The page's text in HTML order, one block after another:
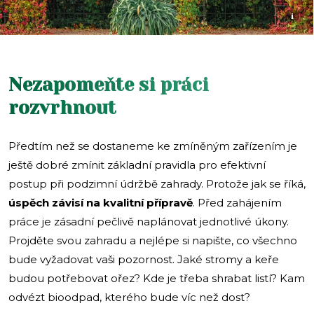
i
Nezapomeňte si práci
rozvrhnout
Předtím než se dostaneme ke zmíněným zařízením je
ještě dobré zmínit základní pravidla pro efektivní
postup při podzimní údržbě zahrady. Protože jak se říká,
úspěch závisí na kvalitní přípravě. Před zahájením
práce je zásadní pečlivě naplánovat jednotlivé úkony.
Projděte svou zahradu a nejlépe si napište, co všechno
bude vyžadovat vaši pozornost. Jaké stromy a keře
budou potřebovat ořez? Kde je třeba shrabat listí? Kam
odvézt bioodpad, kterého bude víc než dost?